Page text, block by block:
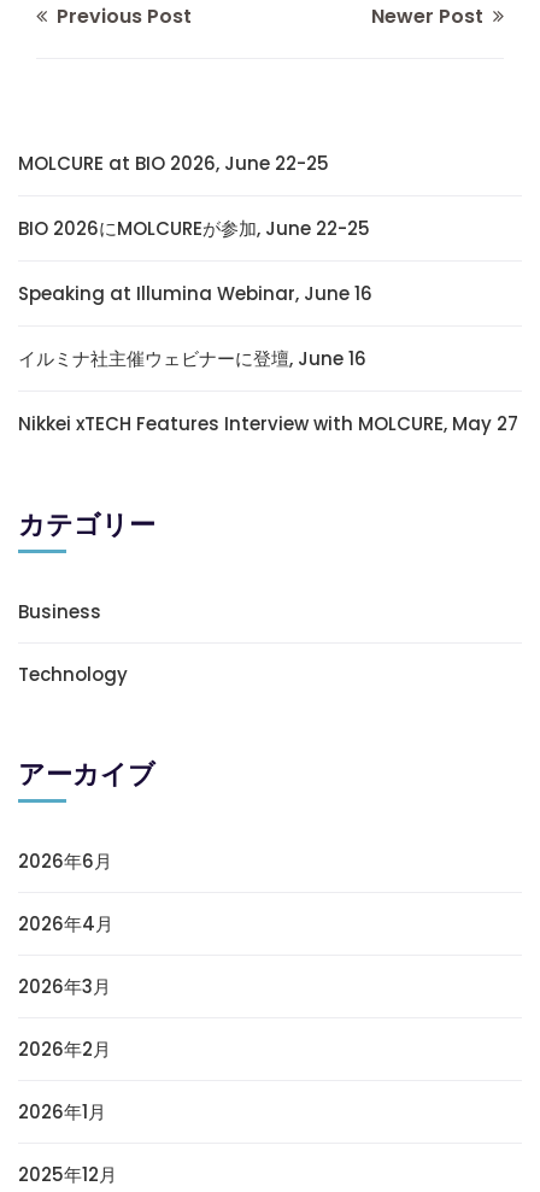
Previous Post Newer Post
MOLCURE at BIO 2026, June 22-25
BIO 2026にMOLCUREが参加, June 22-25
Speaking at Illumina Webinar, June 16
イルミナ社主催ウェビナーに登壇, June 16
Nikkei xTECH Features Interview with MOLCURE, May 27
カテゴリー
Business
Technology
アーカイブ
2026年6月
2026年4月
2026年3月
2026年2月
2026年1月
2025年12月